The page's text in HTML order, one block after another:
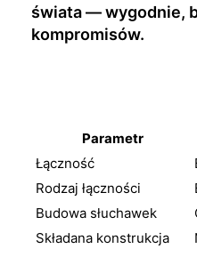
świata — wygodnie,
kompromisów.
Parametr
Łączność
Rodzaj łączności
Budowa słuchawek
Składana konstrukcja